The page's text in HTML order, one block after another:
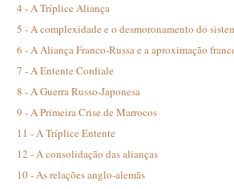
4 - A Tríplice Aliança
5 - A complexidade e o desmoronamento do
6 - A Aliança Franco-Russa e a aproximação
7 - A Entente Cordiale
8 - A Guerra Russo-Japonesa
9 - A Primeira Crise de Marrocos
11 - A Tríplice Entente
12 - A consolidação das alianças
10 - As relações anglo-alemãs